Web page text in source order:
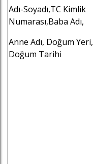
Adı-Soyadı,TC Kimlik
Numarası,Baba Adı,
Anne Adı, Doğum Yeri,
Doğum Tarihi